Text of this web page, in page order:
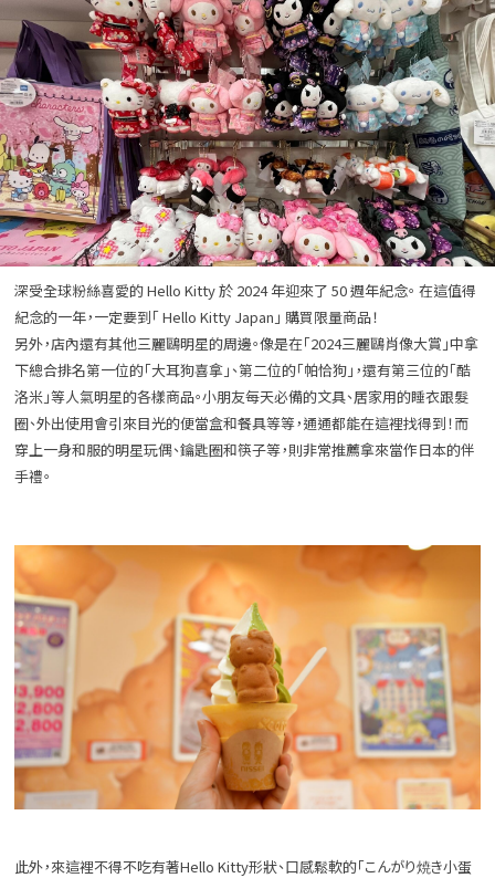
深受全球粉絲喜愛的 Hello Kitty 於 2024 年迎來了 50 週年紀念。 在這值得
紀念的一年，一定要到「 Hello Kitty Japan」 購買限量商品！
另外，店內還有其他三麗鷗明星的周邊。像是在「2024三麗鷗肖像大賞」中拿
下總合排名第一位的「大耳狗喜拿」、第二位的「帕恰狗」，還有第三位的「酷
洛米」等人氣明星的各樣商品。小朋友每天必備的文具、居家用的睡衣跟髮
圈、外出使用會引來目光的便當盒和餐具等等，通通都能在這裡找得到！而
穿上一身和服的明星玩偶、鑰匙圈和筷子等，則非常推薦拿來當作日本的伴
手禮。
此外，來這裡不得不吃有著Hello Kitty形狀、口感鬆軟的「こんがり焼き小蛋